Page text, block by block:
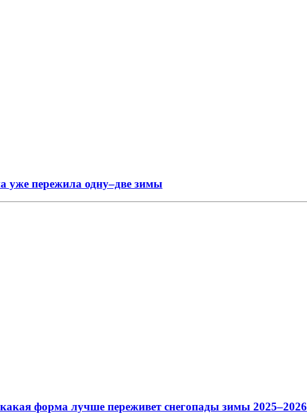
уже пережила одну–две зимы
форма лучше переживет снегопады зимы 2025–2026